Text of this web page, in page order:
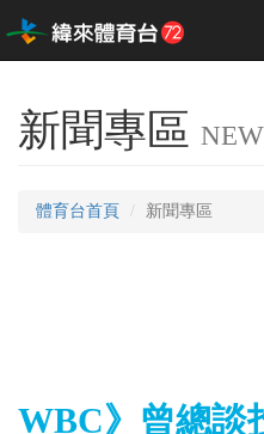
新聞專區
體育台首頁 新聞專區
WBC》曾總談